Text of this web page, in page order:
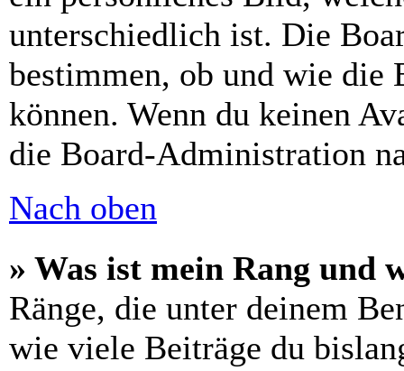
unterschiedlich ist. Die
bestimmen, ob und wie die
können. Wenn du keinen
die Board-Administration
Nach oben
» Was ist mein Rang und
Ränge, die unter deinem
wie viele Beiträge du